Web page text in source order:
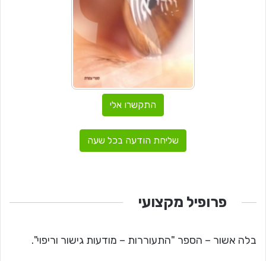
התקשרו אלי
שליחת הודעה בכל שעה
פרופיל מקצועי
בלה אשור – הספר "התעוררות – מודעות גישור וריפוי".